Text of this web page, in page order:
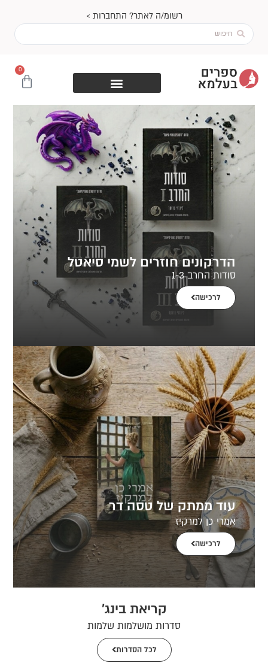
רשומ/ה לאתר? התחברות >
Search
0
עגלת
הדרקונים חוזרים לשמי סיאטל
סודות החרב 1-3
לרכישה
עוד ממתק של טסה דר
אמרי כן למרקיז
לרכישה
קריאת בינג׳
סדרות מושלמות שלמות
לכל הסדרות